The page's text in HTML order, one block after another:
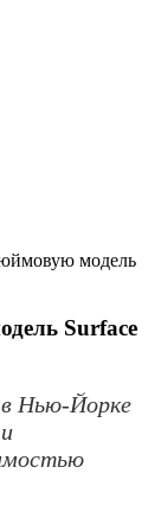
модель
Surface
в Нью-Йорке